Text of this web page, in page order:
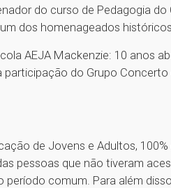
do curso de Pedagogia
dos homenageados
AEJA Mackenzie: 10 anos
do Grupo
de Jovens e Adultos,
pessoas que não tiveram
comum. Para além